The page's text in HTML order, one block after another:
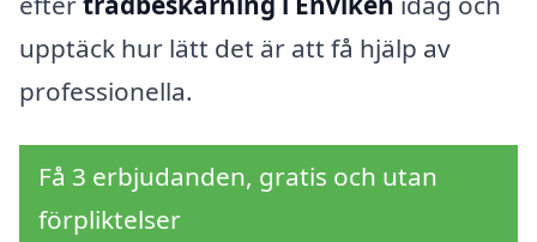
upptäck hur lätt det är att få hjälp av
professionella.
Få 3 erbjudanden, gratis och utan
förpliktelser